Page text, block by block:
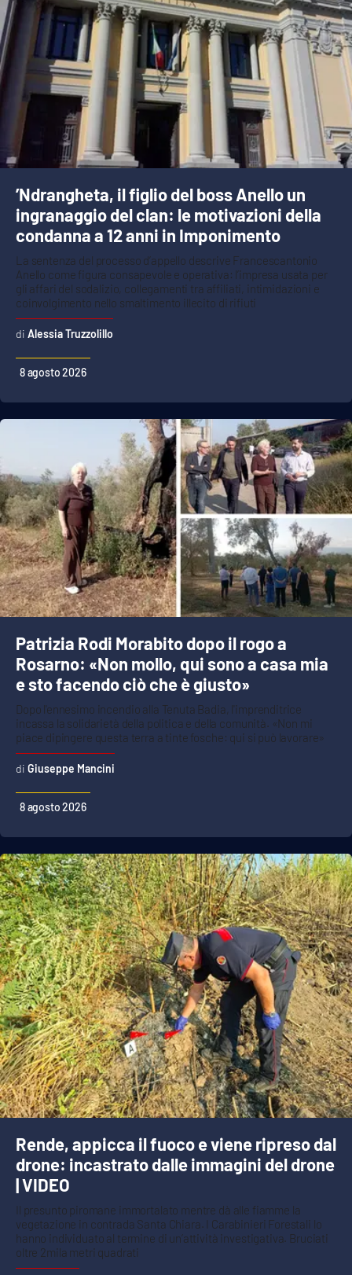
’Ndrangheta, il figlio del boss Anello un
ingranaggio del clan: le motivazioni della
condanna a 12 anni in Imponimento
La sentenza del processo d’appello descrive Francescantonio
Anello come figura consapevole e operativa: l’impresa usata per
gli affari del sodalizio, collegamenti tra affiliati, intimidazioni e
coinvolgimento nello smaltimento illecito di rifiuti
Alessia Truzzolillo
8 agosto 2026
Patrizia Rodi Morabito dopo il rogo a
Rosarno: «Non mollo, qui sono a casa mia
e sto facendo ciò che è giusto»
Dopo l'ennesimo incendio alla Tenuta Badia, l'imprenditrice
incassa la solidarietà della politica e della comunità. «Non mi
piace dipingere questa terra a tinte fosche: qui si può lavorare»
Giuseppe Mancini
8 agosto 2026
Rende, appicca il fuoco e viene ripreso dal
drone: incastrato dalle immagini del drone
| VIDEO
Il presunto piromane immortalato mentre dà alle fiamme la
vegetazione in contrada Santa Chiara. I Carabinieri Forestali lo
hanno individuato al termine di un’attività investigativa. Bruciati
oltre 2mila metri quadrati